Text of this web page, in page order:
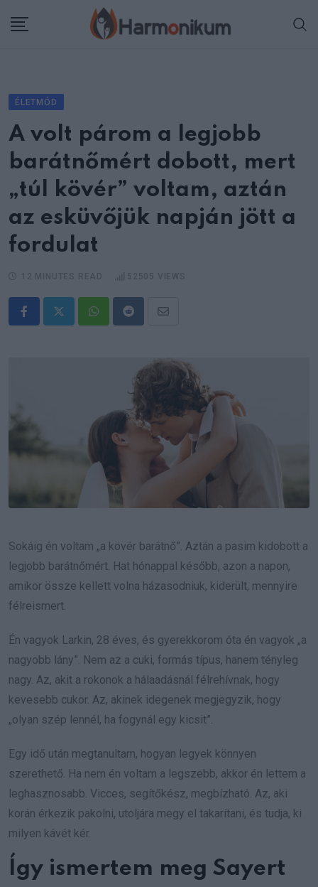
ÉLETMÓD
A volt párom a legjobb
barátnőmért dobott, mert
„túl kövér” voltam, aztán
az esküvőjük napján jött a
fordulat
WhatsappRedditShare
Email
Sokáig én voltam „a kövér barátnő”. Aztán a pasim kidobott a
legjobb barátnőmért. Hat hónappal később, azon a napon,
amikor össze kellett volna házasodniuk, kiderült, mennyire
félreismert.
Én vagyok Larkin, 28 éves, és gyerekkorom óta én vagyok „a
nagyobb lány”. Nem az a cuki, formás típus, hanem tényleg
nagy. Az, akit a rokonok a hálaadásnál félrehívnak, hogy
kevesebb cukor. Az, akinek idegenek megjegyzik, hogy
„olyan szép lennél, ha fogynál egy kicsit”.
Egy idő után megtanultam, hogyan legyek könnyen
szerethető. Ha nem én voltam a legszebb, akkor én lettem a
leghasznosabb. Vicces, segítőkész, megbízható. Az, aki
korán érkezik pakolni, utoljára megy el takarítani, és tudja, ki
milyen kávét kér.
Így ismertem meg Sayert